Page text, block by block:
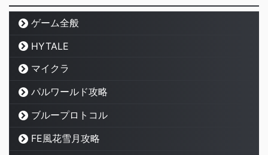
ゲーム全般
HYTALE
マイクラ
パルワールド攻略
ブループロトコル
FE風花雪月攻略